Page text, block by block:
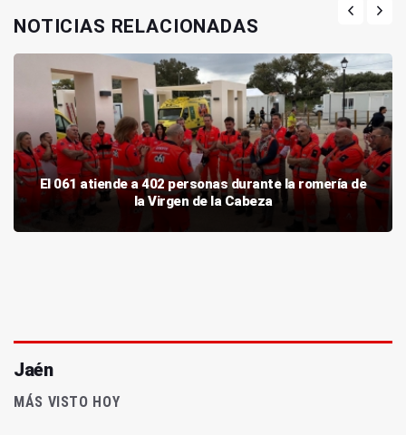
NOTICIAS RELACIONADAS
El 061 atiende a 402 personas durante la romería de
la Virgen de la Cabeza
Jaén
MÁS VISTO HOY